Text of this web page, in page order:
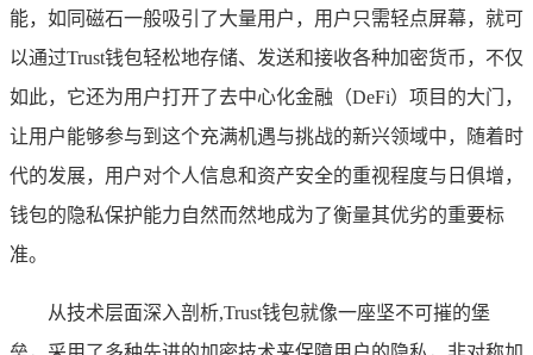
能，如同磁石一般吸引了大量用户，用户只需轻点屏幕，就可
以通过Trust钱包轻松地存储、发送和接收各种加密货币，不仅
如此，它还为用户打开了去中心化金融（DeFi）项目的大门，
让用户能够参与到这个充满机遇与挑战的新兴领域中，随着时
代的发展，用户对个人信息和资产安全的重视程度与日俱增，
钱包的隐私保护能力自然而然地成为了衡量其优劣的重要标
准。
从技术层面深入剖析,Trust钱包就像一座坚不可摧的堡